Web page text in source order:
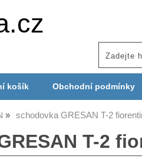
košík Obchodní podmínky
schodovka GRESAN T-2
T-2